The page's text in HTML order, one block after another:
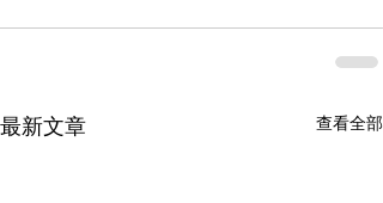
最新文章 查看全部